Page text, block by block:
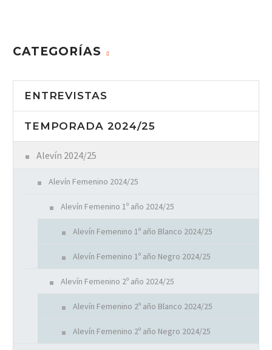
CATEGORÍAS
ENTREVISTAS
TEMPORADA 2024/25
Alevín 2024/25
Alevín Femenino 2024/25
Alevín Femenino 1º año 2024/25
Alevín Femenino 1º año Blanco 2024/25
Alevín Femenino 1º año Negro 2024/25
Alevín Femenino 2º año 2024/25
Alevín Femenino 2º año Blanco 2024/25
Alevín Femenino 2º año Negro 2024/25